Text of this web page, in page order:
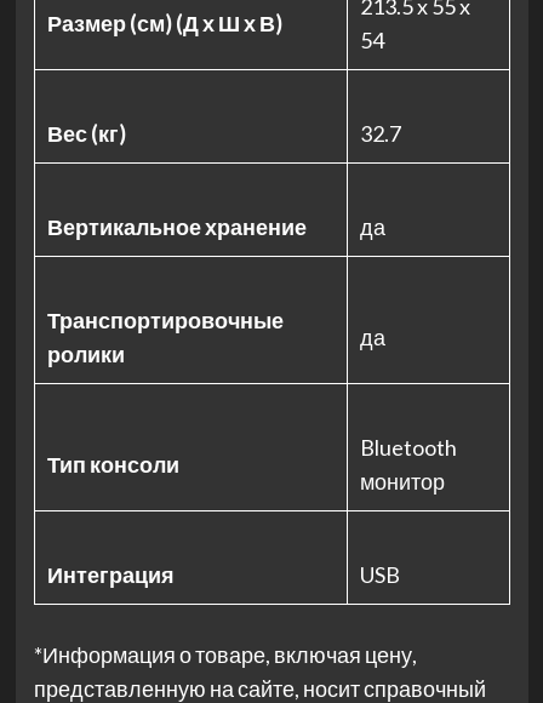
Размер (см) (Д х Ш х В)
213.5 x 55 x
54
Вес (кг) 32.7
Вертикальное хранение да
Транспортировочные
ролики
да
Тип консоли
Bluetooth
монитор
Интеграция USB
*Информация о товаре, включая цену,
представленную на сайте, носит справочный